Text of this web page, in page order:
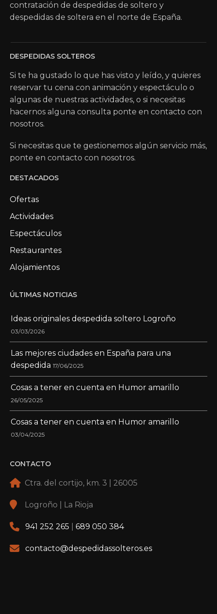
contratación de despedidas de soltero y
despedidas de soltera en el norte de España.
DESPEDIDAS SOLTEROS
Si te ha gustado lo que has visto y leído, y quieres
reservar tu cena con animación y espectáculo o
algunas de nuestras actividades, o si necesitas
hacernos alguna consulta ponte en contacto con
nosotros.
Si necesitas que te gestionemos algún servicio más,
ponte en contacto con nosotros.
DESTACADOS
Ofertas
Actividades
Espectáculos
Restaurantes
Alojamientos
ÚLTIMAS NOTICIAS
Ideas originales despedida soltero Logroño
03/03/2026
Las mejores ciudades en España para una
despedida 17/06/2025
Cosas a tener en cuenta en Humor amarillo
26/05/2025
Cosas a tener en cuenta en Humor amarillo
03/04/2025
CONTACTO
Ctra. del cortijo, km. 3 | 26005
Logroño | La Rioja
941 252 265 689 050 384
contacto@despedidassolteros.es